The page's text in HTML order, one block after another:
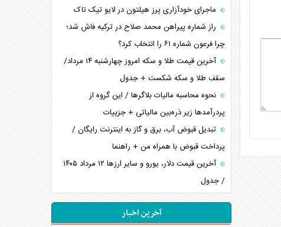
ماجرای خودآزاری پرز هیلتون در لایو تیک تاک
راز شماره پیراهن محمد صلاح در ترکیه فاش شد؛
چرا فرعون شماره ۶۱ را انتخاب کرد؟
آخرین قیمت طلا و سکه امروز چهارشنبه ۱۴ مرداد/
سقف طلا و سکه شکست + جدول
نحوه محاسبه مالیات بلاگر‌ها / این گروه از
پردرآمد‌ها زیر ذره‌بین مالیاتی + جزییات
تبدیل قبوض آب، برق و گاز به اینترنت رایگان /
پرداخت قبوض با همراه من + راهنما
آخرین قیمت دلار، یورو و سایر ارز‌ها ۱۲ مرداد ۱۴۰۵
/ جدول
آخرین اخبار